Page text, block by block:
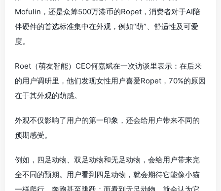
Mofulin，还是众筹500万港币的Ropet，消费者对于AI陪
伴硬件的首选标准集中在外观，例如“萌”、舒适性及可爱
度。
Roet（萌友智能）CEO何嘉斌在一次访谈里表示：在后来
的用户调研里，他们发现女性用户喜爱Ropet，70%的原因
在于其外观的萌感。
外观不仅影响了用户的第一印象，还会给用户带来不同的
预期感受。
例如，四足动物、双足动物和无足动物，会给用户带来完
全不同的预期。用户看到四足动物，就会期待它能像小猫